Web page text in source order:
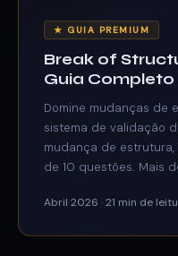
★ GUIA PREMIUM
Break of
Guia Completo
Domine mudanças de
sistema de validação
mudança de
de 10 questões. Mais
Abril 2026 · 21 min de